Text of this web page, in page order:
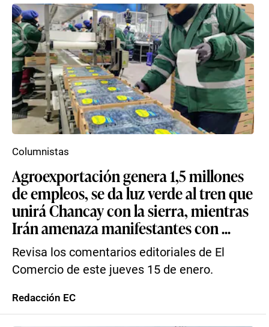
Agroexportación genera 1,5 millones
de empleos, se da luz verde al tren que
unirá Chancay con la sierra, mientras
Irán amenaza manifestantes con ...
Revisa los comentarios editoriales de El
Comercio de este jueves 15 de enero.
Columnistas
Redacción EC